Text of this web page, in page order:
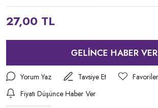
27,00 TL
GELİNCE HABER VER
Yorum Yaz
Tavsiye Et
Fiyatı Düşünce Haber Ver